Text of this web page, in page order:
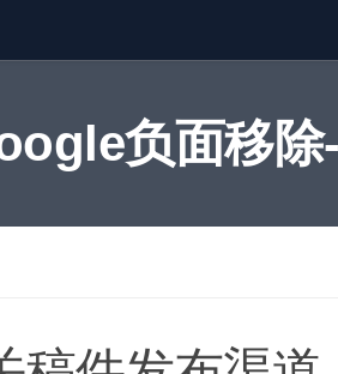
负面移